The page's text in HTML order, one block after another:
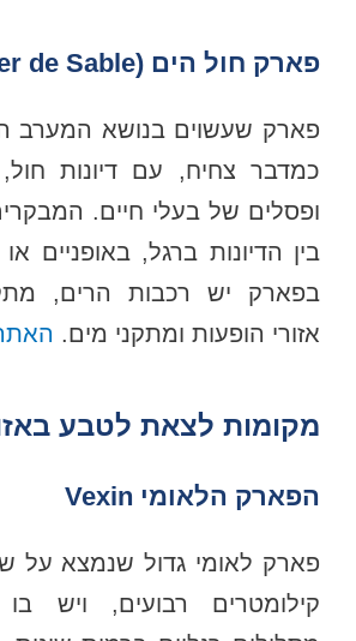
פארק חול הים (La Mer de Sable)
פארק שעשוים בנושא המערב
כמדבר צחיח, עם דיונות
ופסלים של בעלי חיים.
בין הדיונות ברגל, באופניים
בפארק יש רכבות הרים,
אזורי הופעות ומתקני מים.
מקומות לצאת לטבע
הפארק הלאומי Vexin
קילומטרים רבועים, ויש